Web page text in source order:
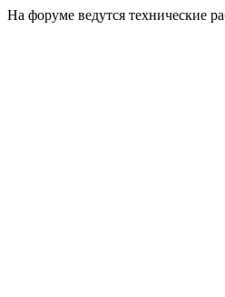
На форуме ведутся технические